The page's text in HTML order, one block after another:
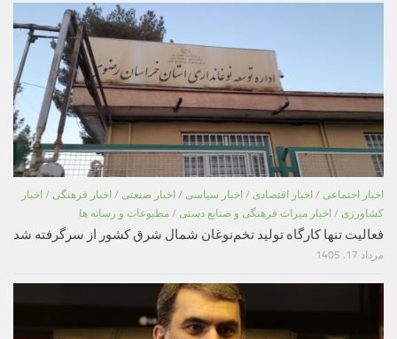
اخبار اجتماعی / اخبار اقتصادی / اخبار سیاسی / اخبار صنعتی / اخبار فرهنگی / اخبار
کشاورزی / اخبار میراث فرهنگی و صنایع دستی / مطبوعات و رسانه ها
فعالیت تنها کارگاه تولید تخم‌نوغان شمال شرق کشور از سرگرفته شد
مرداد 17, 1405